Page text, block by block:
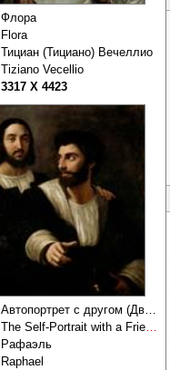
Флора
Flora
Тициан (Тициано) Вечеллио
Tiziano Vecellio
3317 X 4423
Рафаэль
Raphael